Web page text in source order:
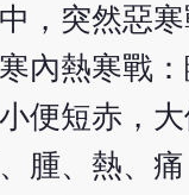
，突然惡
內熱寒戰
便短赤，
腫、熱、